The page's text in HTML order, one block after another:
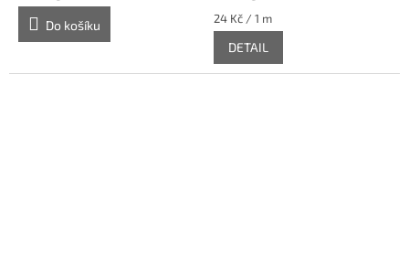
Do košíku
Měrná
cena:
24 Kč / 1 m
DETAIL